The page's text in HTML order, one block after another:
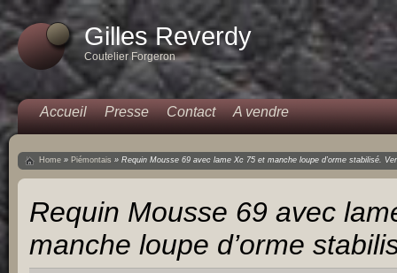
Gilles Reverdy
Coutelier Forgeron
Accueil Presse Contact A vendre
Home » Piémontais » Requin Mousse 69 avec lame Xc 75 et manche loupe d’orme stabilisé.
Requin Mousse 69 avec
manche loupe d’orme